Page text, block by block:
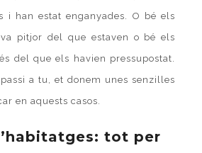
i han estat enganyades. O bé els
pitjor del que estaven o bé els
del que els havien pressupostat.
a tu, et donem unes senzilles
en aquests casos.
tot per